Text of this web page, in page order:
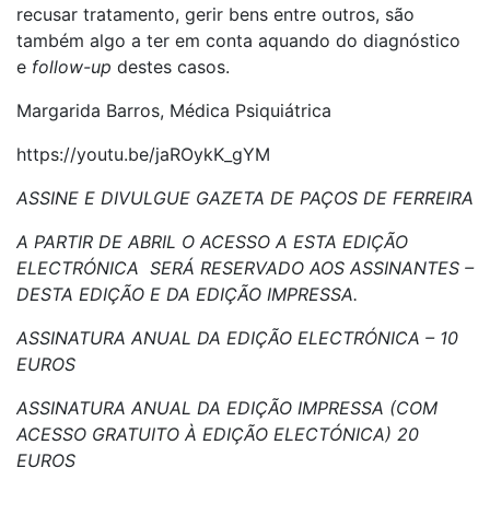
recusar tratamento, gerir bens entre outros, são
também algo a ter em conta aquando do diagnóstico
e follow-up destes casos.
Margarida Barros, Médica Psiquiátrica
https://youtu.be/jaROykK_gYM
ASSINE E DIVULGUE GAZETA DE PAÇOS DE FERREIRA
A PARTIR DE ABRIL O ACESSO A ESTA EDIÇÃO
ELECTRÓNICA SERÁ RESERVADO AOS ASSINANTES –
DESTA EDIÇÃO E DA EDIÇÃO IMPRESSA.
ASSINATURA ANUAL DA EDIÇÃO ELECTRÓNICA – 10
EUROS
ASSINATURA ANUAL DA EDIÇÃO IMPRESSA (COM
ACESSO GRATUITO À EDIÇÃO ELECTÓNICA) 20
EUROS